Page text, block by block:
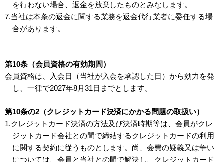
を行わない場合、返金を放棄したものとみなします。
7.当社は本条の返金に関する業務を返金代行業者に委任する場
合があります。
第10条（会員資格の有効期間）
会員資格は、入会日（当社が入会を承認した日）から効力を発
し、一律で2027年8月31日までとします。
第10条の2（クレジットカード決済にかかる問題の取扱い）
1.クレジットカード決済の方法及び決済時期等は、会員がクレ
ジットカード会社との間で締結するクレジットカードの利用
に関する契約に従うものとします。尚、会費の疑義又は争い
については、会員と当社との間で解決し、クレジットカード